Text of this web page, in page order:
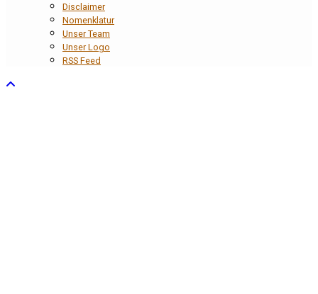
Disclaimer
Nomenklatur
Unser Team
Unser Logo
RSS Feed